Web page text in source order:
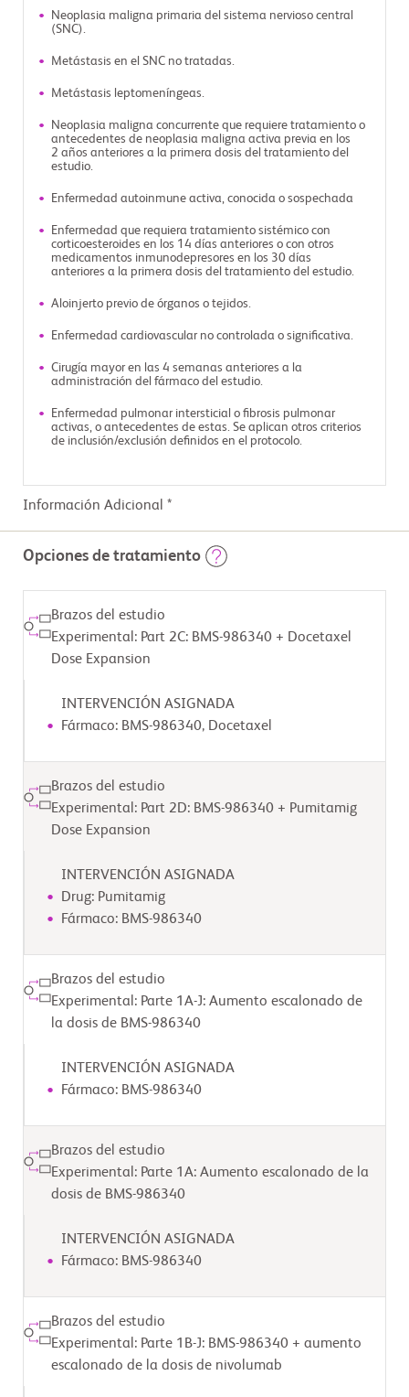
Neoplasia maligna primaria del sistema nervioso central
(SNC).
Metástasis en el SNC no tratadas.
Metástasis leptomeníngeas.
Neoplasia maligna concurrente que requiere tratamiento o
antecedentes de neoplasia maligna activa previa en los
2 años anteriores a la primera dosis del tratamiento del
estudio.
Enfermedad autoinmune activa, conocida o sospechada
Enfermedad que requiera tratamiento sistémico con
corticoesteroides en los 14 días anteriores o con otros
medicamentos inmunodepresores en los 30 días
anteriores a la primera dosis del tratamiento del estudio.
Aloinjerto previo de órganos o tejidos.
Enfermedad cardiovascular no controlada o significativa.
Cirugía mayor en las 4 semanas anteriores a la
administración del fármaco del estudio.
Enfermedad pulmonar intersticial o fibrosis pulmonar
activas, o antecedentes de estas. Se aplican otros criterios
de inclusión/exclusión definidos en el protocolo.
Información Adicional *
Opciones de tratamiento
Brazos del estudio
Experimental: Part 2C: BMS-986340 + Docetaxel
Dose Expansion
INTERVENCIÓN ASIGNADA
Fármaco: BMS-986340, Docetaxel
Brazos del estudio
Experimental: Part 2D: BMS-986340 + Pumitamig
Dose Expansion
INTERVENCIÓN ASIGNADA
Drug: Pumitamig
Fármaco: BMS-986340
Brazos del estudio
Experimental: Parte 1A-J: Aumento escalonado de
la dosis de BMS-986340
INTERVENCIÓN ASIGNADA
Fármaco: BMS-986340
Brazos del estudio
Experimental: Parte 1A: Aumento escalonado de la
dosis de BMS-986340
INTERVENCIÓN ASIGNADA
Fármaco: BMS-986340
Brazos del estudio
Experimental: Parte 1B-J: BMS-986340 + aumento
escalonado de la dosis de nivolumab